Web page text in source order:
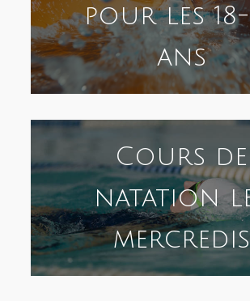
pour les
ans
Cours de
natation
mercredis